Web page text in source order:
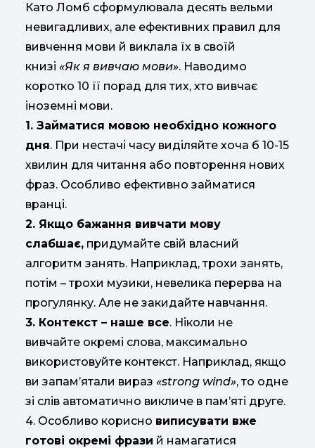
Като Ломб сформулювала десять вельми
невигадливих, але ефективних правил для
вивчення мови й виклала їх в своїй
книзі «Як я вивчаю мови». Наводимо
коротко 10 її порад для тих, хто вивчає
іноземні мови.
1. Займатися мовою необхідно кожного
дня. При нестачі часу виділяйте хоча б 10-15
хвилин для читання або повторення нових
фраз. Особливо ефективно займатися
вранці.
2. Якщо бажання вивчати мову
слабшає, придумайте свій власний
алгоритм занять. Наприклад, трохи занять,
потім – трохи музики, невелика перерва на
прогулянку. Але не закидайте навчання.
3. Контекст – наше все. Ніколи не
вивчайте окремі слова, максимально
використовуйте контекст. Наприклад, якщо
ви запам’ятали вираз «strong wind», то одне
зі слів автоматично викличе в пам’яті друге.
4. Особливо корисно виписувати вже
готові окремі фрази й намагатися